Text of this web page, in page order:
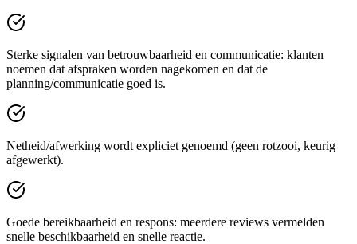
Sterke signalen van betrouwbaarheid en communicatie: klanten
noemen dat afspraken worden nagekomen en dat de
planning/communicatie goed is.
Netheid/afwerking wordt expliciet genoemd (geen rotzooi, keurig
afgewerkt).
Goede bereikbaarheid en respons: meerdere reviews vermelden
snelle beschikbaarheid en snelle reactie.